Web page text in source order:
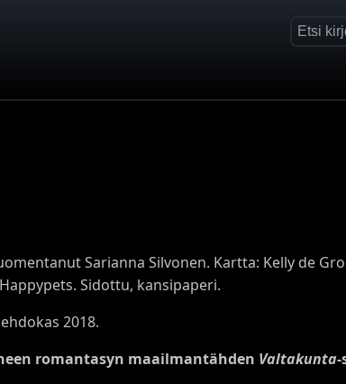
Sarianna Silvonen. Kartta: Kelly de
Sidottu, kansipaperi.
2018.
romantasyn maailmantähden Valtakunta-